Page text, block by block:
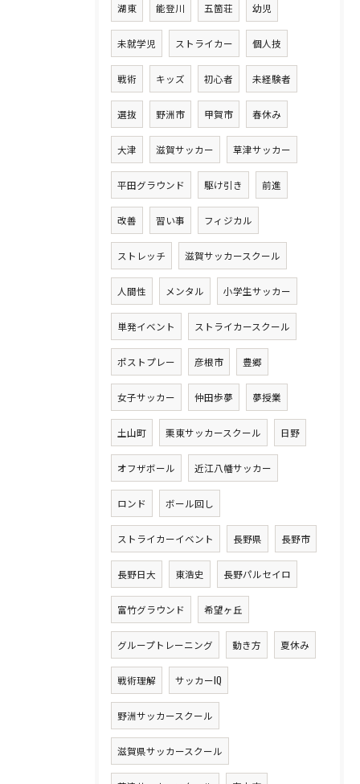
湖東 能登川 五箇荘 幼児
未就学児 ストライカー 個人技
戦術 キッズ 初心者 未経験者
選抜 野洲市 甲賀市 春休み
大津 滋賀サッカー 草津サッカー
平田グラウンド 駆け引き 前進
改善 習い事 フィジカル
ストレッチ 滋賀サッカースクール
人間性 メンタル 小学生サッカー
単発イベント ストライカースクール
ポストプレー 彦根市 豊郷
女子サッカー 仲田歩夢 夢授業
土山町 栗東サッカースクール 日野
オフザボール 近江八幡サッカー
ロンド ボール回し
ストライカーイベント 長野県 長野市
長野日大 東浩史 長野パルセイロ
富竹グラウンド 希望ヶ丘
グループトレーニング 動き方 夏休み
戦術理解 サッカーIQ
野洲サッカースクール
滋賀県サッカースクール